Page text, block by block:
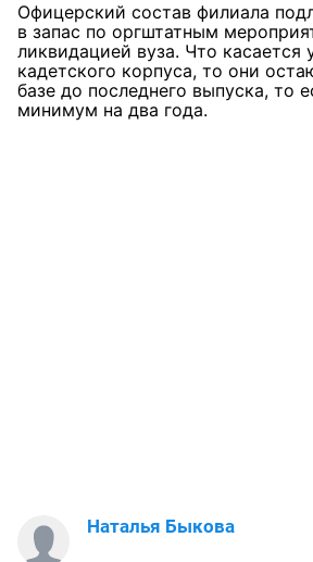
Офицерский состав филиала
в запас по оргштатным
ликвидацией вуза. Что касается
кадетского корпуса, то они
базе до последнего выпуска, то
минимум на два года.
Наталья Быкова